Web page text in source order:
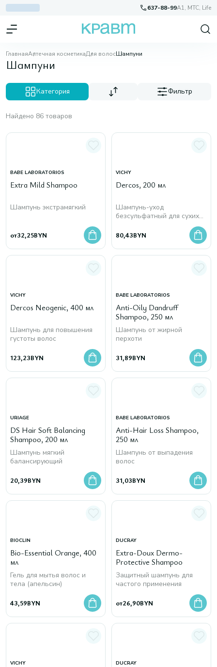
637-88-99A1, МТС, Life
ГлавнаяАптечная косметикаДля волосШампуни
Шампуни
Категория Фильтр
Найдено 86 товаров
BABE LABORATORIOS
Extra Mild Shampoo
Шампунь экстрамягкий
от32,25BYN
VICHY
Dercos, 200 мл
Шампунь-уход
безсульфатный для сухих
80,43BYN
VICHY
Dercos Neogenic, 400 мл
Шампунь для повышения
густоты волос
123,23BYN
BABE LABORATORIOS
Anti-Oily Dandruff
Shampoo, 250 мл
Шампунь от жирной
перхоти
31,89BYN
URIAGE
DS Hair Soft Balancing
Shampoo, 200 мл
Шампунь мягкий
балансирующий
20,39BYN
BABE LABORATORIOS
Anti-Hair Loss Shampoo,
250 мл
Шампунь от выпадения
волос
31,03BYN
BIOCLIN
Bio-Essential Orange, 400
мл
Гель для мытья волос и
тела (апельсин)
43,59BYN
DUCRAY
Extra-Doux Dermo-
Protective Shampoo
Защитный шампунь для
частого применения
от26,90BYN
VICHY DUCRAY